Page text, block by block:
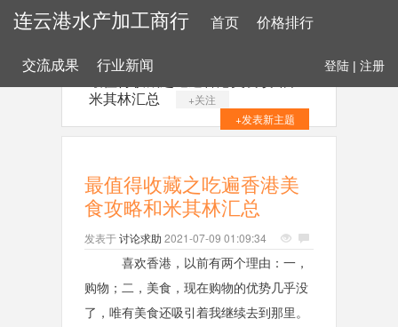
连云港水产加工商行 首页 价格排行
交流成果 行业新闻 登陆 | 注册
米其林汇总
+关注
+发表新主题
最值得收藏之吃遍香港美
食攻略和米其林汇总
发表于讨论求助 2021-07-09 01:09:34
喜欢香港，以前有两个理由：一，
购物；二，美食，现在购物的优势几乎没
了，唯有美食还吸引着我继续去到那里。